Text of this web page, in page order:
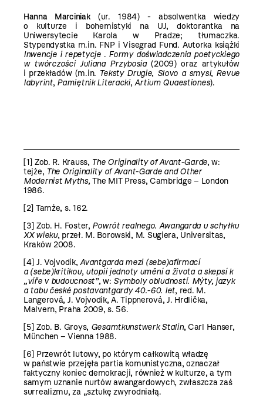
Hanna Marciniak(ur. 1984) - absolwentka wiedzy
o kulturze i bohemistyki na UJ, doktorantka na
Uniwersytecie Karola w Pradze; tłumaczka.
Stypendystka m.in. FNP i Visegrad Fund. Autorka książki
Inwencje i repetycje . Formy doświadczenia poetyckiego
w twórczości Juliana Przybosia(2009) oraz artykułów
i przekładów (m.in. Teksty Drugie, Slovo a smysl, Revue
labyrint, Pamiętnik Literacki,Artium Quaestiones).
[1] Zob. R. Krauss, The Originality of Avant-Garde, w:
tejże, The Originality of Avant-Garde and Other
Modernist Myths,The MIT Press, Cambridge – London
1986.
[2] Tamże, s. 162.
[3] Zob. H. Foster, Powrót realnego. Awangarda u schyłku
XX wieku, przeł. M. Borowski, M. Sugiera, Universitas,
Kraków 2008.
[4] J. Vojvodík,Avantgarda mezi (sebe)afirmací
a (sebe)kritikou, utopií jednoty umění a života a skepsí k
„víře v budoucnost”,w: Symboly obludností. Mýty, jazyk
a tabu české postavantgardy 40.-60. let, red. M.
Langerová, J. Vojvodík, A. Tippnerová, J. Hrdlička,
Malvern, Praha 2009, s. 56.
[5] Zob. B. Groys, Gesamtkunstwerk Stalin, Carl Hanser,
München – Vienna 1988.
[6] Przewrót lutowy, po którym całkowitą władzę
w państwie przejęła partia komunistyczna, oznaczał
faktyczny koniec demokracji, również w kulturze, a tym
samym uznanie nurtów awangardowych, zwłaszcza zaś
surrealizmu, za „sztukę zwyrodniałą.